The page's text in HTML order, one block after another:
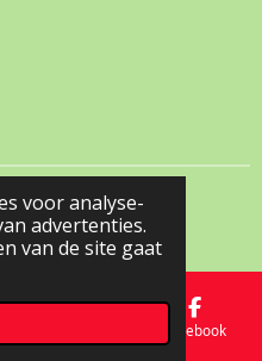
voor analyse-
advertenties.
van de site gaat
Facebook